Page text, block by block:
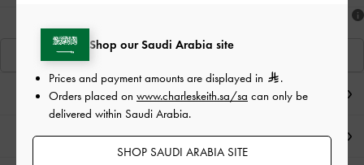
عرض منتجاتٍ مشابهة
ملاحظات المحرر
تفاصيل المنتج
Shop our Saudi Arabia site
Prices and payment amounts are displayed in
.
Orders placed on www.charleskeith.sa/sa can only be
delivered within Saudi Arabia.
SHOP SAUDI ARABIA SITE